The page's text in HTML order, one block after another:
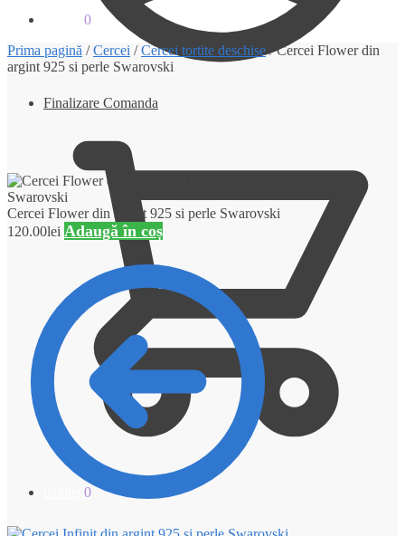
Finalizare Comanda
0
0
Prima pagină /Cercei /Cercei tortite deschise/Cercei Flower din
argint 925 si perle Swarovski
Cercei Flower din argint 925 si perle Swarovski
120.00lei Adaugă în coș